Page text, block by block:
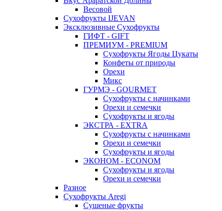
Весовой
Сухофрукты IJEVAN
Эксклюзивные Сухофрукты
ГИФТ - GIFT
ПРЕМИУМ - PREMIUM
Сухофрукты Ягоды Цукаты
Конфеты от природы
Орехи
Микс
ГУРМЭ - GOURMET
Сухофрукты с начинками
Орехи и семечки
Сухофрукты и ягоды
ЭКСТРА - EXTRA
Сухофрукты с начинками
Орехи и семечки
Сухофрукты и ягоды
ЭКОНОМ - ECONOM
Сухофрукты и ягоды
Орехи и семечки
Разное
Сухофрукты Aregi
Сушеные фрукты